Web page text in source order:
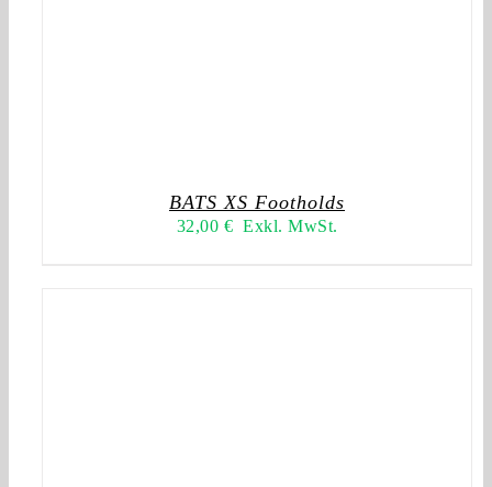
BATS XS Footholds
32,00 € Exkl. MwSt.